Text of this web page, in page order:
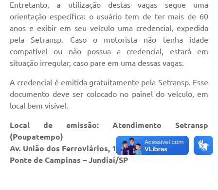
Entretanto, a utilização destas vagas segue uma
orientação específica: o usuário tem de ter mais de 60
anos e exibir em seu veículo uma credencial, expedida
pela Setransp. Caso o motorista não tenha idade
compatível ou não possua a credencial, estará em
situação irregular, caso pare em uma dessas vagas.
A credencial é emitida gratuitamente pela Setransp. Esse
documento deve ser colocado no painel do veículo, em
local bem visível.
Local de emissão: Atendimento Setransp
(Poupatempo)
Av. União dos Ferroviários, 1760
Ponte de Campinas – Jundiaí/SP